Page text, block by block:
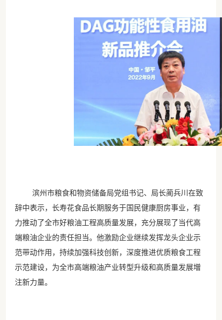
滨州市粮食和物资储备局党组书记、局长蔺兵川在致
辞中表示，长寿花食品长期服务于国民健康厨房事业，有
力推动了全市好粮油工程高质量发展，充分展现了当代高
端粮油企业的责任担当。他激励企业继续发挥龙头企业示
范带动作用，持续加强科技创新，深度推进优质粮食工程
示范建设，为全市高端粮油产业转型升级和高质量发展増
注新力量。